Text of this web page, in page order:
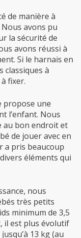
de manière à
Nous avons pu
la sécurité de
avons réussi à
Si le harnais en
classiques à
fixer.
propose une
l’enfant. Nous
au bon endroit et
de jouer avec en
a pris beaucoup
éléments qui
nous
très petits
minimum de 3,5
il est plus évolutif
13 kg (au